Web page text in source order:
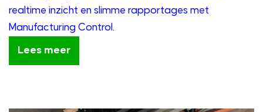
realtime inzicht en slimme rapportages met
Manufacturing Control.
Lees meer